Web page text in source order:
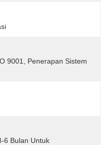
9001, Penerapan Sistem
6 Bulan Untuk